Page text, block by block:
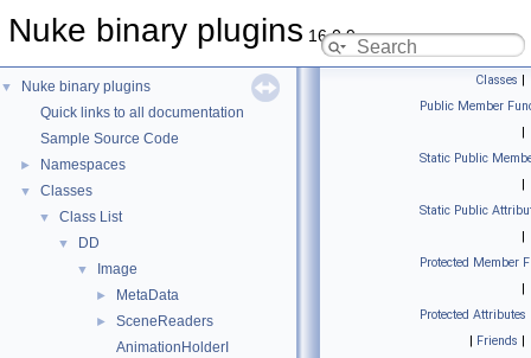
Nuke binary plugins 16.0.9
▼
Nuke binary plugins
Quick links to all documentation
Sample Source Code
► Namespaces
▼ Classes
▼ Class List
▼ DD
▼ Image
► MetaData
►
SceneReaders
AnimationHolderI
Classes |
Public Member
|
Static Public
|
Static Public
|
Protected Member
|
Protected Attributes
| Friends |